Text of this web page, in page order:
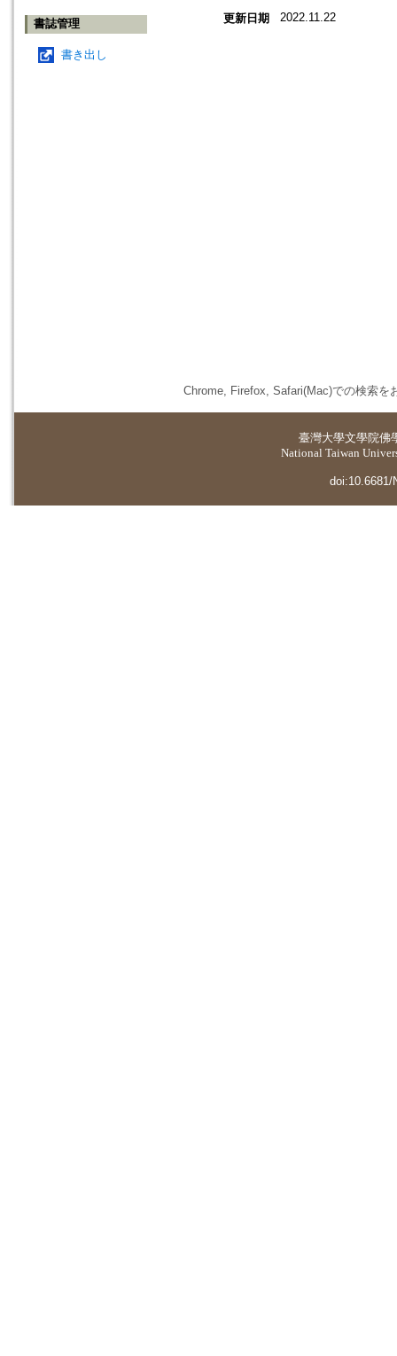
書誌管理
書き出し
更新日期 2022.11.22
Chrome, Firefox, Safari(Mac)での検索を
臺灣大學文學院佛
National Taiwan
doi:10.6681/